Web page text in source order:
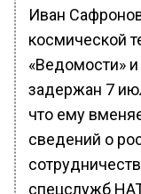
Иван
космической
«Ведомости»
задержан 7
что ему
сведений о
спецслужб